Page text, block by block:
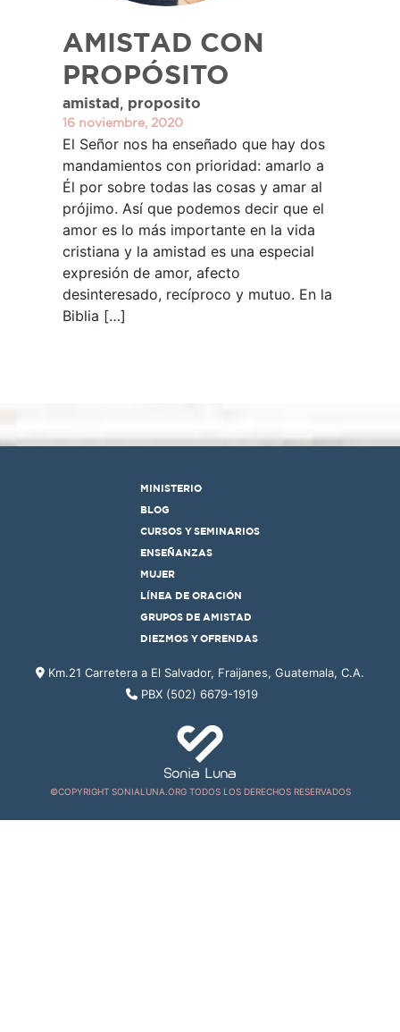
AMISTAD CON
PROPÓSITO
amistad , proposito
16 noviembre, 2020
El Señor nos ha enseñado que hay dos
mandamientos con prioridad: amarlo a
Él por sobre todas las cosas y amar al
prójimo. Así que podemos decir que el
amor es lo más importante en la vida
cristiana y la amistad es una especial
expresión de amor, afecto
desinteresado, recíproco y mutuo. En la
Biblia […]
MINISTERIO
BLOG
CURSOS Y SEMINARIOS
ENSEÑANZAS
MUJER
LÍNEA DE ORACIÓN
GRUPOS DE AMISTAD
DIEZMOS Y OFRENDAS
Km.21 Carretera a El Salvador, Fraijanes, Guatemala, C.A.
PBX (502) 6679-1919
©COPYRIGHT SONIALUNA.ORG TODOS LOS DERECHOS RESERVADOS